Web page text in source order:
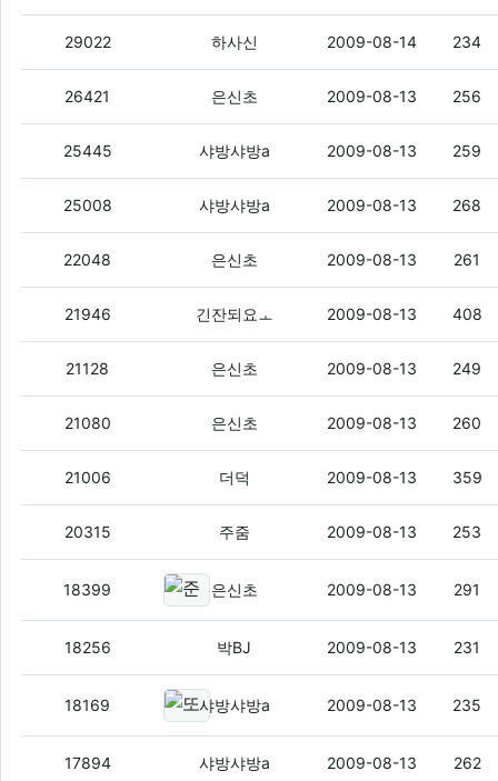
29022 똑딱이디카 리뷰 많은곳 추천점.... (4)
하사신 2009-08-14 234
26421 게시판 글 쌀 때
은신초 2009-08-13 256
25445 형아 나 질문있어요-_-.(8)
샤방샤방a 2009-08-13 259
25008 궁금해요 +_+/
샤방샤방a 2009-08-13 268
22048 레벨 오르면 뭐가 좋음?(7)
은신초 2009-08-13 261
21946 2g하고 3g의 차이점이 정확히뭐에요 ?ㅜ
긴잔되요ㅗ 2009-08-13 408
21128 게시판 생성
은신초 2009-08-13 249
21080 게시판? 갤러리?
은신초 2009-08-13 260
21006 배경음(4)
더덕 2009-08-13 359
20315 아오 도라이바 싼거사다가 아직도 못구함
주줌 2009-08-13 253
18399 준회원이랑 정회원 차이가 뭐임?
은신초 2009-08-13 291
18256 주인장놈아 드덕저렇게만 해놓으면 어쩌
박BJ 2009-08-13 231
18169 또 궁금한거 있어요 -ㅅ-/(22)
샤방샤방a 2009-08-13 235
17894 질문 생각났음.
샤방샤방a 2009-08-13 262